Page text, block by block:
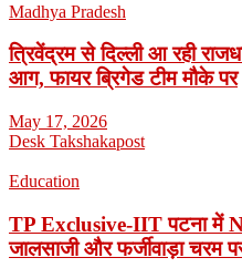
Madhya Pradesh
त्रिवेंद्रम से दिल्ली आ रही
आग, फायर ब्रिगेड टीम मौके पर
May 17, 2026
Desk Takshakapost
Education
TP Exclusive-IIT पटना में
जालसाजी और फर्जीवाड़ा चरम